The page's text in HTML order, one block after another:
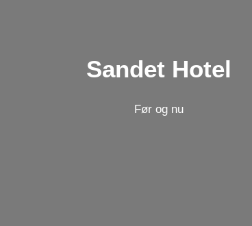
Sandet Hotel
Før og nu